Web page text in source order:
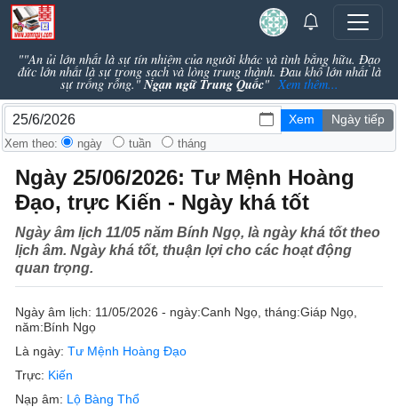
""An ủi lớn nhất là sự tín nhiệm của người khác và tình bằng hữu. Đạo
đức lớn nhất là sự trong sạch và lòng trung thành. Đau khổ lớn nhất là
sự trống rỗng."Ngạn ngữ Trung Quốc" Xem thêm...
Xem theo: ngày tuần tháng
Ngày 25/06/2026: Tư Mệnh Hoàng
Đạo, trực Kiến - Ngày khá tốt
Ngày âm lịch 11/05 năm Bính Ngọ, là ngày khá tốt theo
lịch âm. Ngày khá tốt, thuận lợi cho các hoạt động
quan trọng.
Ngày âm lịch: 11/05/2026 - ngày:Canh Ngọ, tháng:Giáp Ngọ,
năm:Bính Ngọ
Là ngày: Tư Mệnh Hoàng Đạo
Trực: Kiến
Nạp âm: Lộ Bàng Thổ